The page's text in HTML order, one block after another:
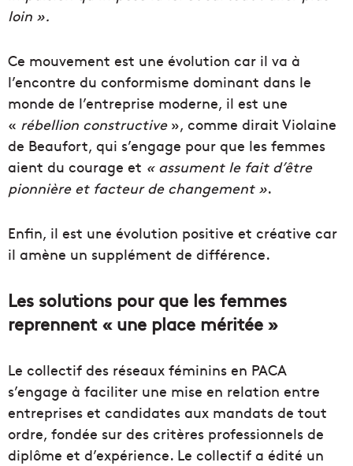
loin ».
Ce mouvement est une évolution car il va à
l’encontre du conformisme dominant dans le
monde de l’entreprise moderne, il est une
« rébellion constructive», comme dirait Violaine
de Beaufort, qui s’engage pour que les femmes
aient du courage et « assument le fait d’être
pionnière et facteur de changement ».
Enfin, il est une évolution positive et créative car
il amène un supplément de différence.
Les solutions pour que les femmes
reprennent « une place méritée »
Le collectif des réseaux féminins en PACA
s’engage à faciliter une mise en relation entre
entreprises et candidates aux mandats de tout
ordre, fondée sur des critères professionnels de
diplôme et d’expérience. Le collectif a édité un